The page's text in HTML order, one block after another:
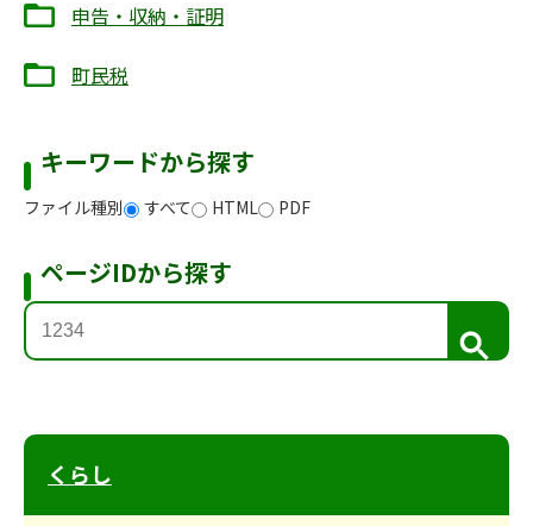
申告・収納・証明
町民税
キーワードから探す
ファイル種別 すべて HTML PDF
ページIDから探す
検
索
くらし